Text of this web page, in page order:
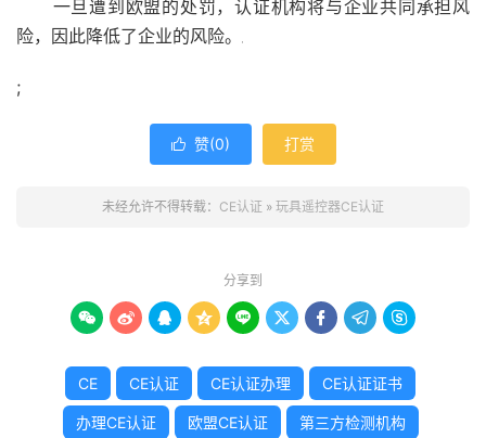
一旦遭到欧盟的处罚，认证机构将与企业共同承担风
险，因此降低了企业的风险。
;
 赞(0) 打赏
未经允许不得转载： CE认证 » 玩具遥控器CE认证
分享到
        
CE CE认证 CE认证办理 CE认证证书
办理CE认证 欧盟CE认证 第三方检测机构